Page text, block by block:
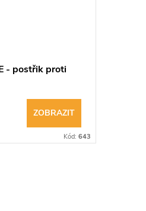
- postřik proti
ZOBRAZIT
Kód: 643